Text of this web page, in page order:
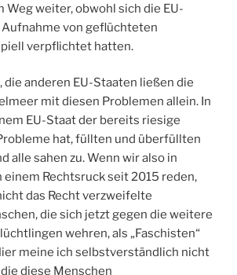
Weg weiter, obwohl sich die EU-
Aufnahme von geflüchteten
verpflichtet hatten.
die anderen EU-Staaten ließen die
mit diesen Problemen allein. In
EU-Staat der bereits riesige
hat, füllten und überfüllten
alle sahen zu. Wenn wir also in
einem Rechtsruck seit 2015 reden,
das Recht verzweifelte
die sich jetzt gegen die weitere
wehren, als „Faschisten“
meine ich selbstverständlich nicht
diese Menschen